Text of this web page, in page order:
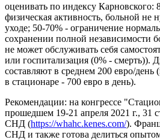
оценивать по индексу Карновского:
физическая активность, больной не
уходе; 50-70% - ограничение
сохранении полной независимости
не может обслуживать себя
или госпитализация (0% - смерть)).
составляют в среднем 200 евро/день
в стационаре - 700 евро в день).
Рекомендации: на конгрессе
прошедшем 19-21 апреля 2021 г., 31
СНД (https://whahc.kenes.com/).
СНД и также готова делиться